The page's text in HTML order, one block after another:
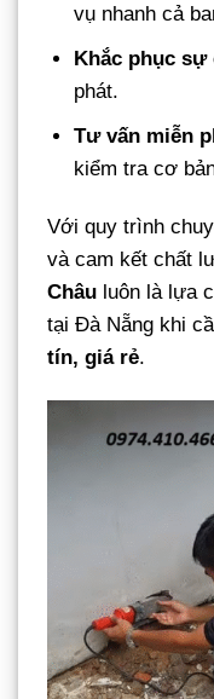
vụ nhanh cả
Khắc phục
phát.
Tư vấn miễn
kiểm tra cơ
Với quy trình
và cam kết chất
Châu luôn là lựa
tại Đà Nẵng khi
tín, giá rẻ.